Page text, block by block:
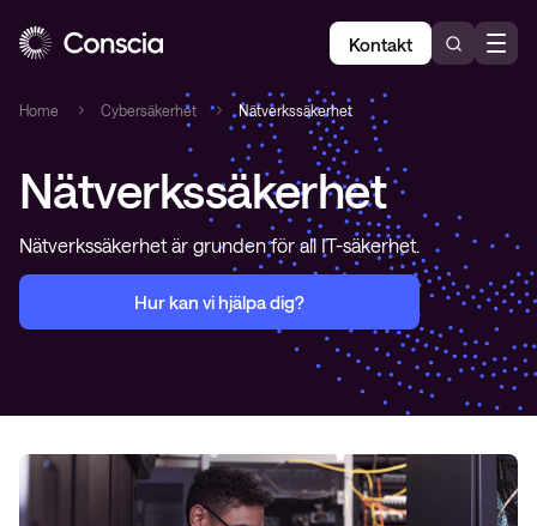
Kontakt
Home Cybersäkerhet Nätverkssäkerhet
Nätverkssäkerhet
Nätverkssäkerhet är grunden för all IT-säkerhet.
Hur kan vi hjälpa dig?